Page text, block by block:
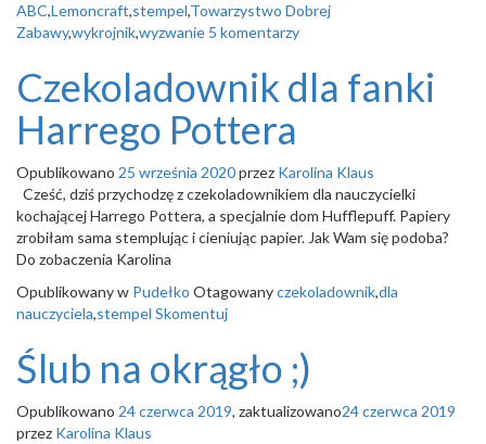
ABC,Lemoncraft,stempel,Towarzystwo Dobrej
Zabawy,wykrojnik,wyzwanie 5 komentarzy
Czekoladownik dla fanki
Harrego Pottera
Opublikowano 25 września 2020przez Karolina Klaus
Cześć, dziś przychodzę z czekoladownikiem dla nauczycielki
kochającej Harrego Pottera, a specjalnie dom Hufflepuff. Papiery
zrobiłam sama stemplując i cieniując papier. Jak Wam się podoba?
Do zobaczenia Karolina
Opublikowany w Pudełko Otagowanyczekoladownik,dla
nauczyciela,stempel Skomentuj
Ślub na okrągło ;)
Opublikowano 24 czerwca 2019, zaktualizowano24 czerwca 2019
przez Karolina Klaus